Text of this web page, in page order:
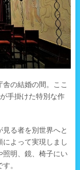
の結婚の間。ここ
手掛けた特別な作
る者を別世界へと
よって実現しまし
照明、鏡、椅子にい
。